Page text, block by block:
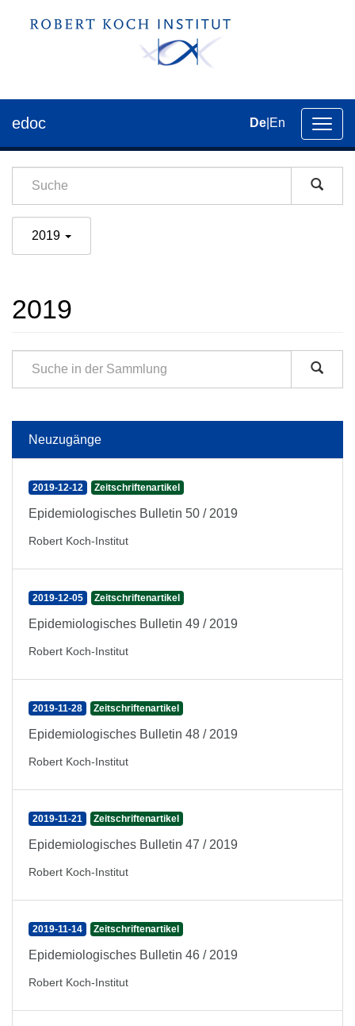
der
edoc De En
2019
2019
Neuzugänge
2019-12-12 Zeitschriftenartikel
Epidemiologisches Bulletin 50 / 2019
Robert Koch-Institut
2019-12-05 Zeitschriftenartikel
Epidemiologisches Bulletin 49 / 2019
Robert Koch-Institut
2019-11-28 Zeitschriftenartikel
Epidemiologisches Bulletin 48 / 2019
Robert Koch-Institut
2019-11-21 Zeitschriftenartikel
Epidemiologisches Bulletin 47 / 2019
Robert Koch-Institut
2019-11-14 Zeitschriftenartikel
Epidemiologisches Bulletin 46 / 2019
Robert Koch-Institut